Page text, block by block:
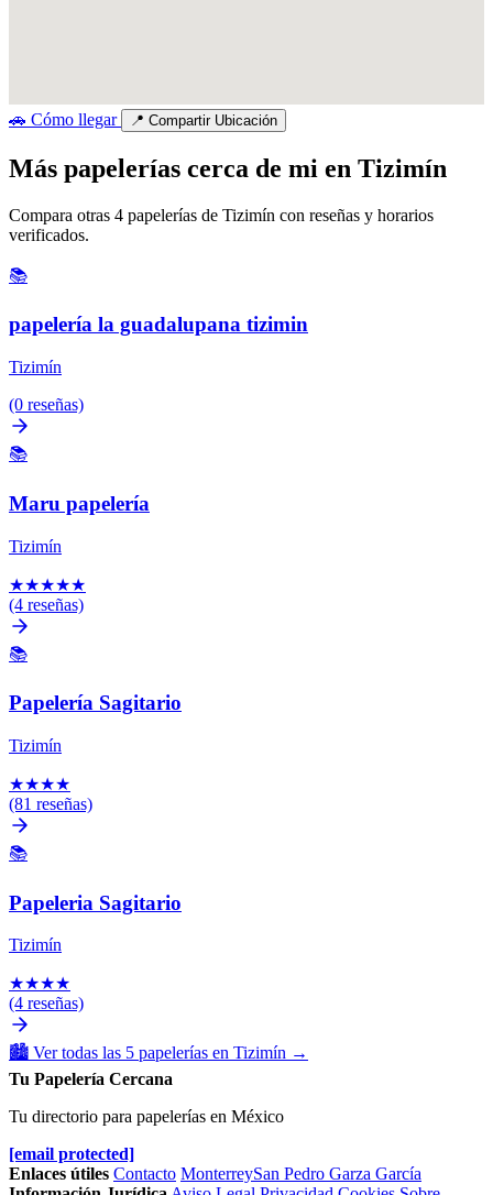
🚗 Cómo llegar 📍 Compartir Ubicación
Más papelerías cerca de mi en Tizimín
Compara otras 4 papelerías de Tizimín con reseñas y horarios
verificados.
📚
papelería la guadalupana tizimin
Tizimín
(0 reseñas)
📚
Maru papelería
Tizimín
★★★★★
(4 reseñas)
📚
Papelería Sagitario
Tizimín
★★★★
(81 reseñas)
📚
Papeleria Sagitario
Tizimín
★★★★
(4 reseñas)
🏙️ Ver todas las 5 papelerías en Tizimín →
Tu Papelería Cercana
Tu directorio para papelerías en México
[email protected]
Enlaces útiles Contacto MonterreySan Pedro Garza García